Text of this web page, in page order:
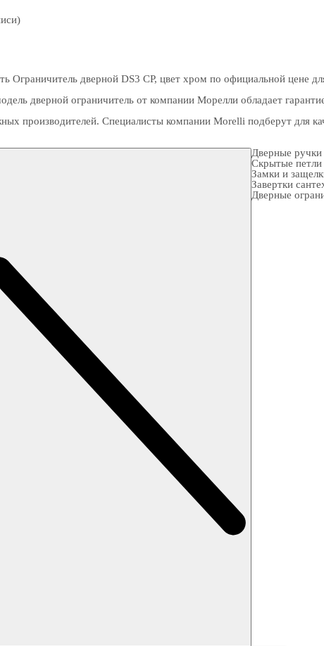
дверной DS3 CP, цвет хром по официальной цене
дверной ограничитель от компании Морелли обладает
производителей. Специалисты компании Morelli подберут для
Дверные ручки
Скрытые петли
Замки и
Завертки
Дверные